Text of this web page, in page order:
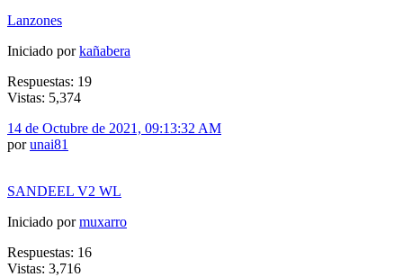
Lanzones
Iniciado porkañabera
Respuestas: 19
Vistas: 5,374
14 de Octubre de 2021, 09:13:32 AM
porunai81
SANDEEL V2 WL
Iniciado pormuxarro
Respuestas: 16
Vistas: 3,716